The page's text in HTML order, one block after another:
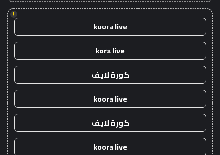
!
koora live
kora live
كورة لايف
koora live
كورة لايف
koora live